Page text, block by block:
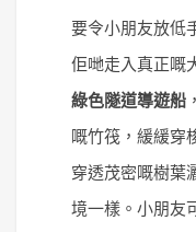
要令小朋友放低
佢哋走入真正嘅
綠色隧道導遊船
嘅竹筏，緩緩穿
穿透茂密嘅樹葉
境一樣。小朋友